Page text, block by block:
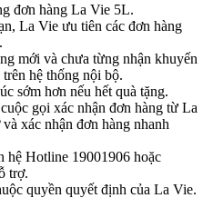
đơn hàng La Vie 5L.
La Vie ưu tiên các đơn hàng
mới và chưa từng nhận khuyến
hệ thống nội bộ.
sớm hơn nếu hết quà tặng.
gọi xác nhận đơn hàng từ La
xác nhận đơn hàng nhanh
Hotline 19001906 hoặc
trợ.
quyền quyết định của La Vie.